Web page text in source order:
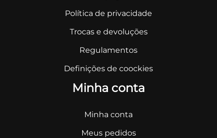
Política de privacidade
Trocas e devoluções
Regulamentos
Definições de coockies
Minha conta
Minha conta
Meus pedidos